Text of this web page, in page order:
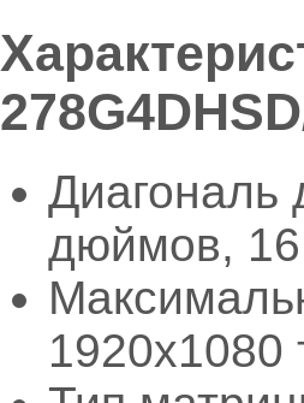
Диагональ
дюймов,
1920x1080